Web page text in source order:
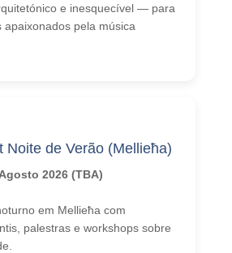
e inesquecível — para
apaixonados pela música
Noite de Verão (Mellieħa)
Agosto 2026 (TBA)
em Mellieħa com
palestras e workshops sobre